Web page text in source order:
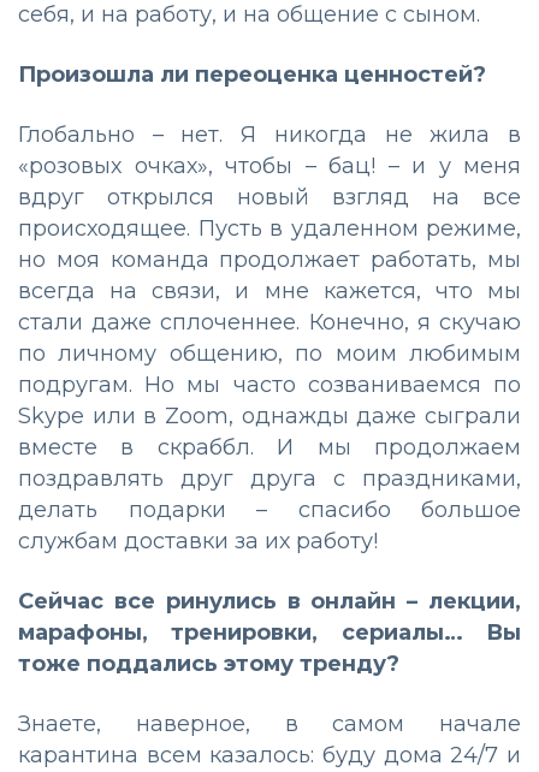
себя, и на работу, и на общение с сыном.
Произошла ли переоценка ценностей?
Глобально – нет. Я никогда не жила в
«розовых очках», чтобы – бац! – и у меня
вдруг открылся новый взгляд на все
происходящее. Пусть в удаленном режиме,
но моя команда продолжает работать, мы
всегда на связи, и мне кажется, что мы
стали даже сплоченнее. Конечно, я скучаю
по личному общению, по моим любимым
подругам. Но мы часто созваниваемся по
Skype или в Zoom, однажды даже сыграли
вместе в скраббл. И мы продолжаем
поздравлять друг друга с праздниками,
делать подарки – спасибо большое
службам доставки за их работу!
Сейчас все ринулись в онлайн – лекции,
марафоны, тренировки, сериалы… Вы
тоже поддались этому тренду?
Знаете, наверное, в самом начале
карантина всем казалось: буду дома 24/7 и